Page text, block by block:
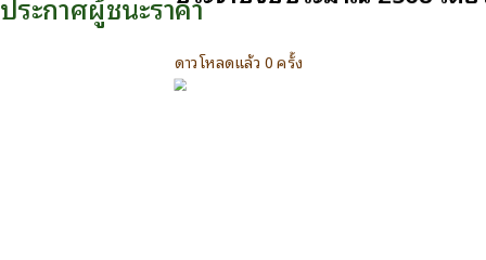
ดาวโหลดแล้ว 0 ครั้ง